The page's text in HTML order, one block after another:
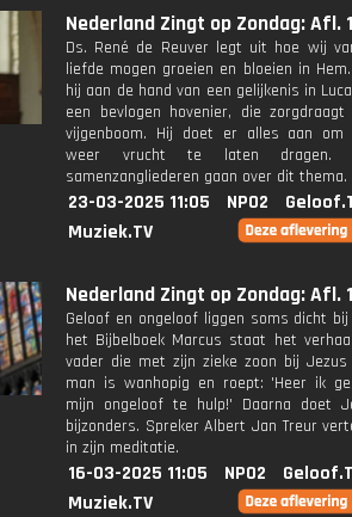
Nederland Zingt op Zondag: Afl.
Ds. René de Reuver legt uit hoe wij
liefde mogen groeien en bloeien in
hij aan de hand van een gelijkenis in
een bevlogen hovenier, die
vijgenboom. Hij doet er alles aan om
weer vrucht te laten dragen.
samenzangliederen gaan over dit thema.
23-03-2025 11:05 NPO2
Muziek.TV
Nederland Zingt op Zondag: Afl.
Geloof en ongeloof liggen soms dicht
het Bijbelboek Marcus staat het
vader die met zijn zieke zoon bij Jezus
man is wanhopig en roept: 'Heer ik
mijn ongeloof te hulp!' Daarna doet
bijzonders. Spreker Albert Jan Treur
in zijn meditatie.
16-03-2025 11:05 NPO2
Muziek.TV